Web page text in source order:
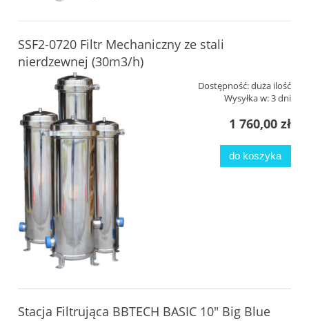
SSF2-0720 Filtr Mechaniczny ze stali
nierdzewnej (30m3/h)
Dostępność:duża ilość
Wysyłka w:3 dni
1 760,00 zł
do koszyka
Stacja Filtrująca BBTECH BASIC 10" Big Blue